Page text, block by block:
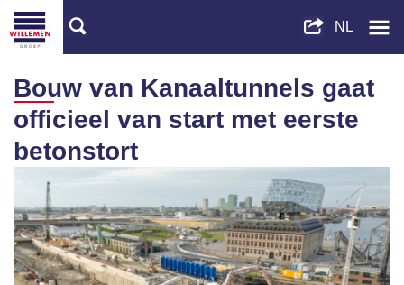
Bouw van Kanaaltunnels gaat
officieel van start met eerste
betonstort